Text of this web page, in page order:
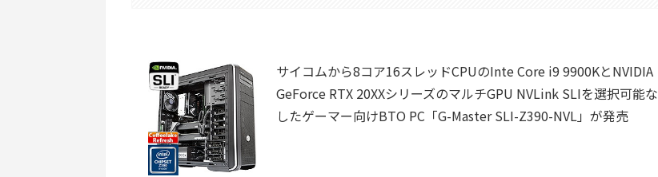
サイコムから8コア16スレッドCPUのInte Core i9 9900KとNVIDIA
GeForce RTX 20XXシリーズのマルチGPU NVLink SLIを選択可能な
したゲーマー向けBTO PC「G-Master SLI-Z390-NVL」が発売